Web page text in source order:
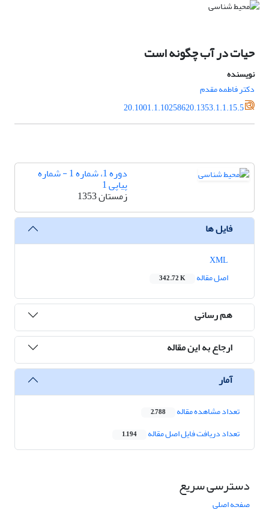
حیات در آب چگونه است
نویسنده
دکتر فاطمه مقدم
20.1001.1.10258620.1353.1.1.15.5
دوره 1، شماره 1 - شماره
پیاپی 1
زمستان 1353
فایل ها
اصل مقاله
342.72 K
هم رسانی
ارجاع به این مقاله
آمار
تعداد مشاهده مقاله 2,788
تعداد دریافت فایل اصل مقاله 1,194
دسترسی سریع
صفحه اصلی